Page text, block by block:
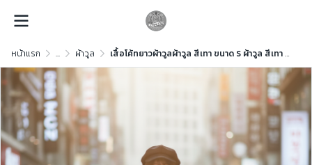
หน้าแรก ... ผ้าวูล เสื้อโค้ทยาวผ้าวูลผ้าวูล สีเทา ขนาด S ผ้าวูล สีเทา ขนาด S ผ้าวูล สีเทา ขนาด S